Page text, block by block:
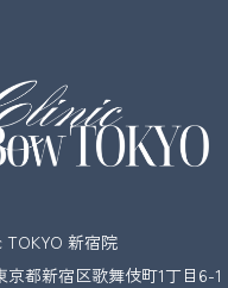
TOKYO 新宿院
都新宿区歌舞伎町1丁目6-1